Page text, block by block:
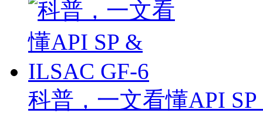
科普，一文看懂API